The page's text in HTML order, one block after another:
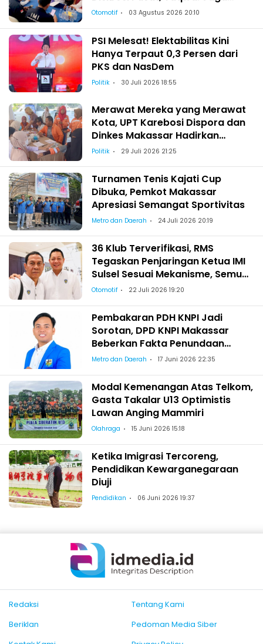
Kekeluargaan-Kebersamaan
Otomotif 03 Agustus 2026 20:10
PSI Melesat! Elektabilitas Kini
Hanya Terpaut 0,3 Persen dari
PKS dan NasDem
Politik 30 Juli 2026 18:55
Merawat Mereka yang Merawat
Kota, UPT Karebosi Dispora dan
Dinkes Makassar Hadirkan
Pemeriksaan Kesehatan bagi
Politik 29 Juli 2026 21:25
Turnamen Tenis Kajati Cup
Dibuka, Pemkot Makassar
Apresiasi Semangat Sportivitas
Metro dan Daerah 24 Juli 2026 20:19
36 Klub Terverifikasi, RMS
Tegaskan Penjaringan Ketua IMI
Sulsel Sesuai Mekanisme, Semua
Berhak Maju!
Otomotif 22 Juli 2026 19:20
Pembakaran PDH KNPI Jadi
Sorotan, DPD KNPI Makassar
Beberkan Fakta Penundaan
Pelantikan Wajo
Metro dan Daerah 17 Juni 2026 22:35
Modal Kemenangan Atas Telkom,
Gasta Takalar U13 Optimistis
Lawan Anging Mammiri
Olahraga 15 Juni 2026 15:18
Ketika Imigrasi Tercoreng,
Pendidikan Kewarganegaraan
Diuji
Pendidikan 06 Juni 2026 19:37
Redaksi
Tentang Kami
Beriklan
Pedoman Media Siber